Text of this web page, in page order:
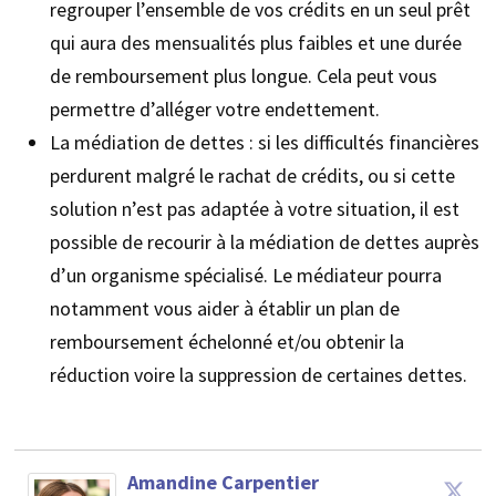
regrouper l’ensemble de vos crédits en un seul prêt
qui aura des mensualités plus faibles et une durée
de remboursement plus longue. Cela peut vous
permettre d’alléger votre endettement.
La médiation de dettes : si les difficultés financières
perdurent malgré le rachat de crédits, ou si cette
solution n’est pas adaptée à votre situation, il est
possible de recourir à la médiation de dettes auprès
d’un organisme spécialisé. Le médiateur pourra
notamment vous aider à établir un plan de
remboursement échelonné et/ou obtenir la
réduction voire la suppression de certaines dettes.
Amandine Carpentier